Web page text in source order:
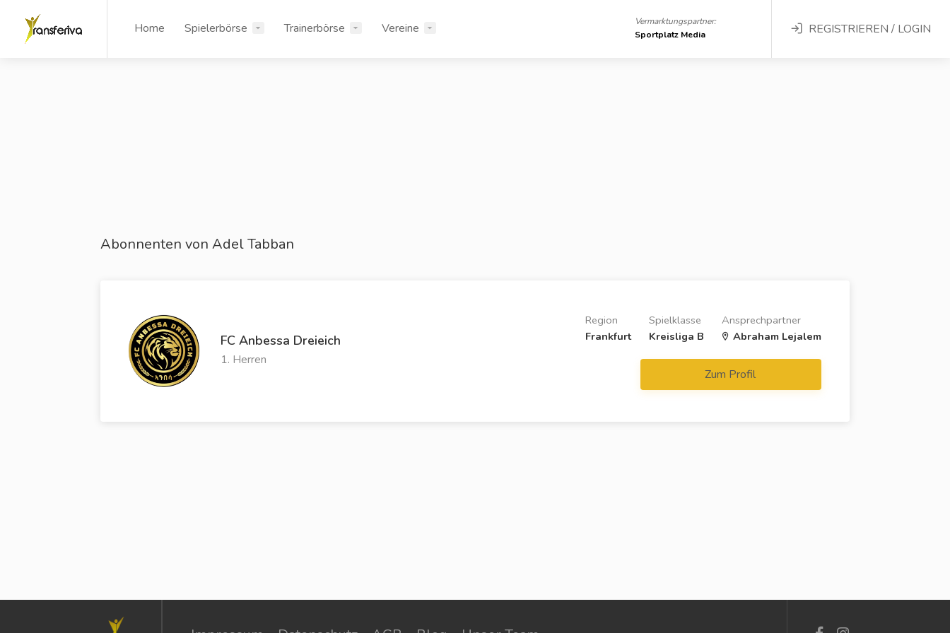
Home Spielerbörse Trainerbörse Vereine
Vermarktungspartner:
Sportplatz Media
REGISTRIEREN / LOGIN
Abonnenten von Adel Tabban
FC Anbessa Dreieich
1. Herren
Ansprechpartner
Abraham Lejalem
Spielklasse
Kreisliga B
Region
Frankfurt
Zum Profil